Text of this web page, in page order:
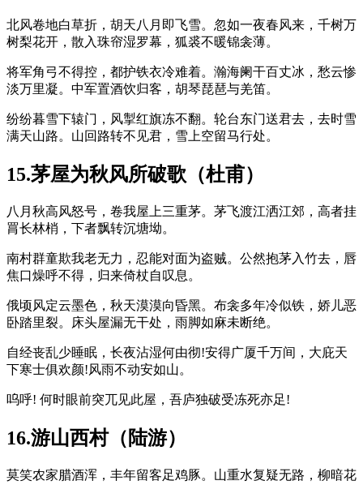
北风卷地白草折，胡天八月即飞雪。忽如一夜春风来，千树万
树梨花开，散入珠帘湿罗幕，狐裘不暖锦衾薄。
将军角弓不得控，都护铁衣冷难着。瀚海阑干百丈冰，愁云惨
淡万里凝。中军置酒饮归客，胡琴琵琶与羌笛。
纷纷暮雪下辕门，风掣红旗冻不翻。轮台东门送君去，去时雪
满天山路。山回路转不见君，雪上空留马行处。
15.茅屋为秋风所破歌（杜甫）
八月秋高风怒号，卷我屋上三重茅。茅飞渡江洒江郊，高者挂
罥长林梢，下者飘转沉塘坳。
南村群童欺我老无力，忍能对面为盗贼。公然抱茅入竹去，唇
焦口燥呼不得，归来倚杖自叹息。
俄顷风定云墨色，秋天漠漠向昏黑。布衾多年冷似铁，娇儿恶
卧踏里裂。床头屋漏无干处，雨脚如麻未断绝。
自经丧乱少睡眠，长夜沾湿何由彻!安得广厦千万间，大庇天
下寒士俱欢颜!风雨不动安如山。
呜呼! 何时眼前突兀见此屋，吾庐独破受冻死亦足!
16.游山西村（陆游）
莫笑农家腊酒浑，丰年留客足鸡豚。山重水复疑无路，柳暗花